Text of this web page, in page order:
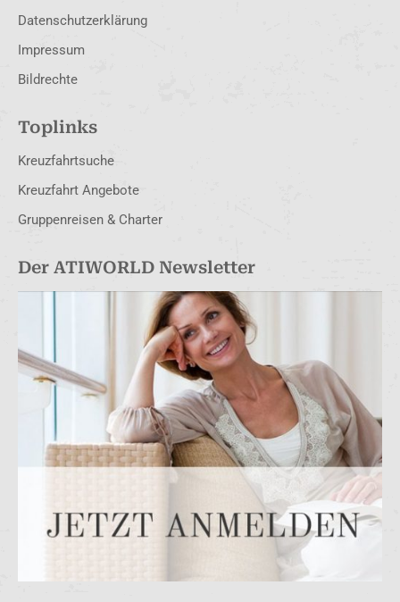
Datenschutzerklärung
Impressum
Bildrechte
Toplinks
Kreuzfahrtsuche
Kreuzfahrt Angebote
Gruppenreisen & Charter
Der ATIWORLD Newsletter